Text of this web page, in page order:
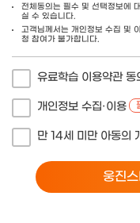
전체동의는 필수 및 선택정보에
실 수 있습니다.
고객님께서는 개인정보 수집 및
청 참여가 불가합니다.
유료학습 이용약관 동
개인정보 수집·이용
만 14세 미만 아동의
웅진